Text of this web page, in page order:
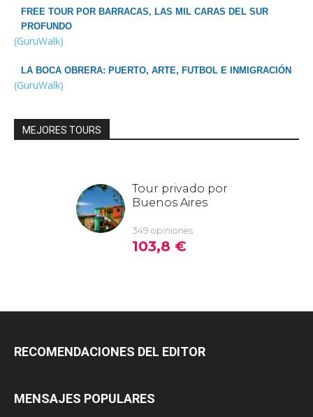
FREE TOUR POR BARRACAS, LAS MIL CARAS DEL SUR
PROFUNDO
(GuruWalk)
LA BOCA OBRERA: PUERTO, ARTE, FUTBOL E INMIGRACIÓN
(GuruWalk)
MEJORES TOURS
RECOMENDACIONES DEL EDITOR
MENSAJES POPULARES